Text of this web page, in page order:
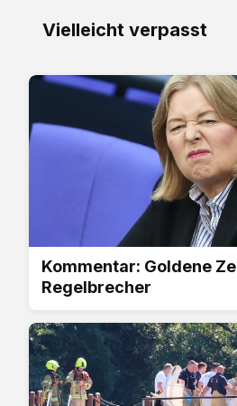
Vielleicht verpasst
Kommentar: Goldene
Regelbrecher